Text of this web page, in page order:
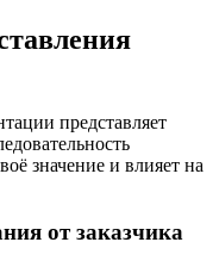
представляет
значение и влияет на
от заказчика